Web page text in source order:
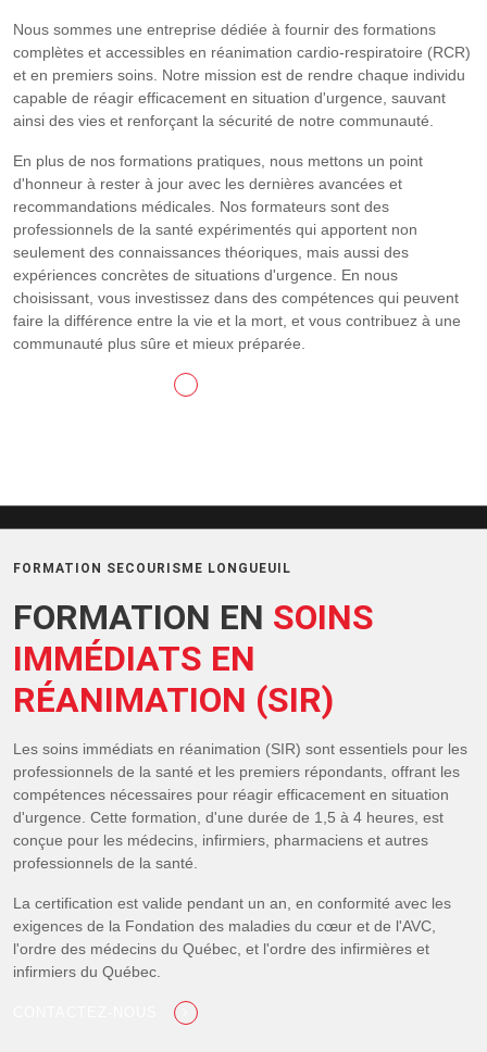
Nous sommes une entreprise dédiée à fournir des formations
complètes et accessibles en réanimation cardio-respiratoire (RCR)
et en premiers soins. Notre mission est de rendre chaque individu
capable de réagir efficacement en situation d'urgence, sauvant
ainsi des vies et renforçant la sécurité de notre communauté.
En plus de nos formations pratiques, nous mettons un point
d'honneur à rester à jour avec les dernières avancées et
recommandations médicales. Nos formateurs sont des
professionnels de la santé expérimentés qui apportent non
seulement des connaissances théoriques, mais aussi des
expériences concrètes de situations d'urgence. En nous
choisissant, vous investissez dans des compétences qui peuvent
faire la différence entre la vie et la mort, et vous contribuez à une
communauté plus sûre et mieux préparée.
FORMATION SECOURISME LONGUEUIL
FORMATION EN SOINS
IMMÉDIATS EN
RÉANIMATION (SIR)
Les soins immédiats en réanimation (SIR) sont essentiels pour les
professionnels de la santé et les premiers répondants, offrant les
compétences nécessaires pour réagir efficacement en situation
d'urgence. Cette formation, d'une durée de 1,5 à 4 heures, est
conçue pour les médecins, infirmiers, pharmaciens et autres
professionnels de la santé.
La certification est valide pendant un an, en conformité avec les
exigences de la Fondation des maladies du cœur et de l'AVC,
l'ordre des médecins du Québec, et l'ordre des infirmières et
infirmiers du Québec.